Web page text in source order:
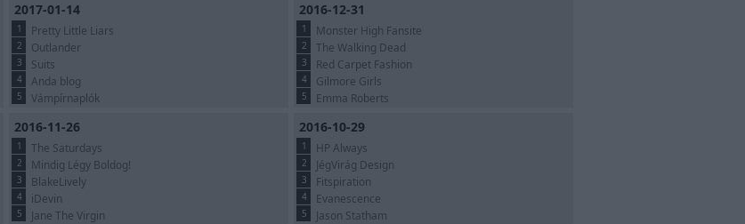
2017-01-14
1 Pretty Little Liars
2 Outlander
3 Suits
4 Anda blog
5 Vámpírnaplók
2016-12-31
1 Monster High Fansite
2 The Walking Dead
3 Red Carpet Fashion
4 Gilmore Girls
5 Emma Roberts
2016-11-26
1 The Saturdays
2 Mindig Légy Boldog!
3 BlakeLively
4 iDevin
5 Jane The Virgin
2016-10-29
1 HP Always
2 JégVirág Design
3 Fitspiration
4 Evanescence
5 Jason Statham